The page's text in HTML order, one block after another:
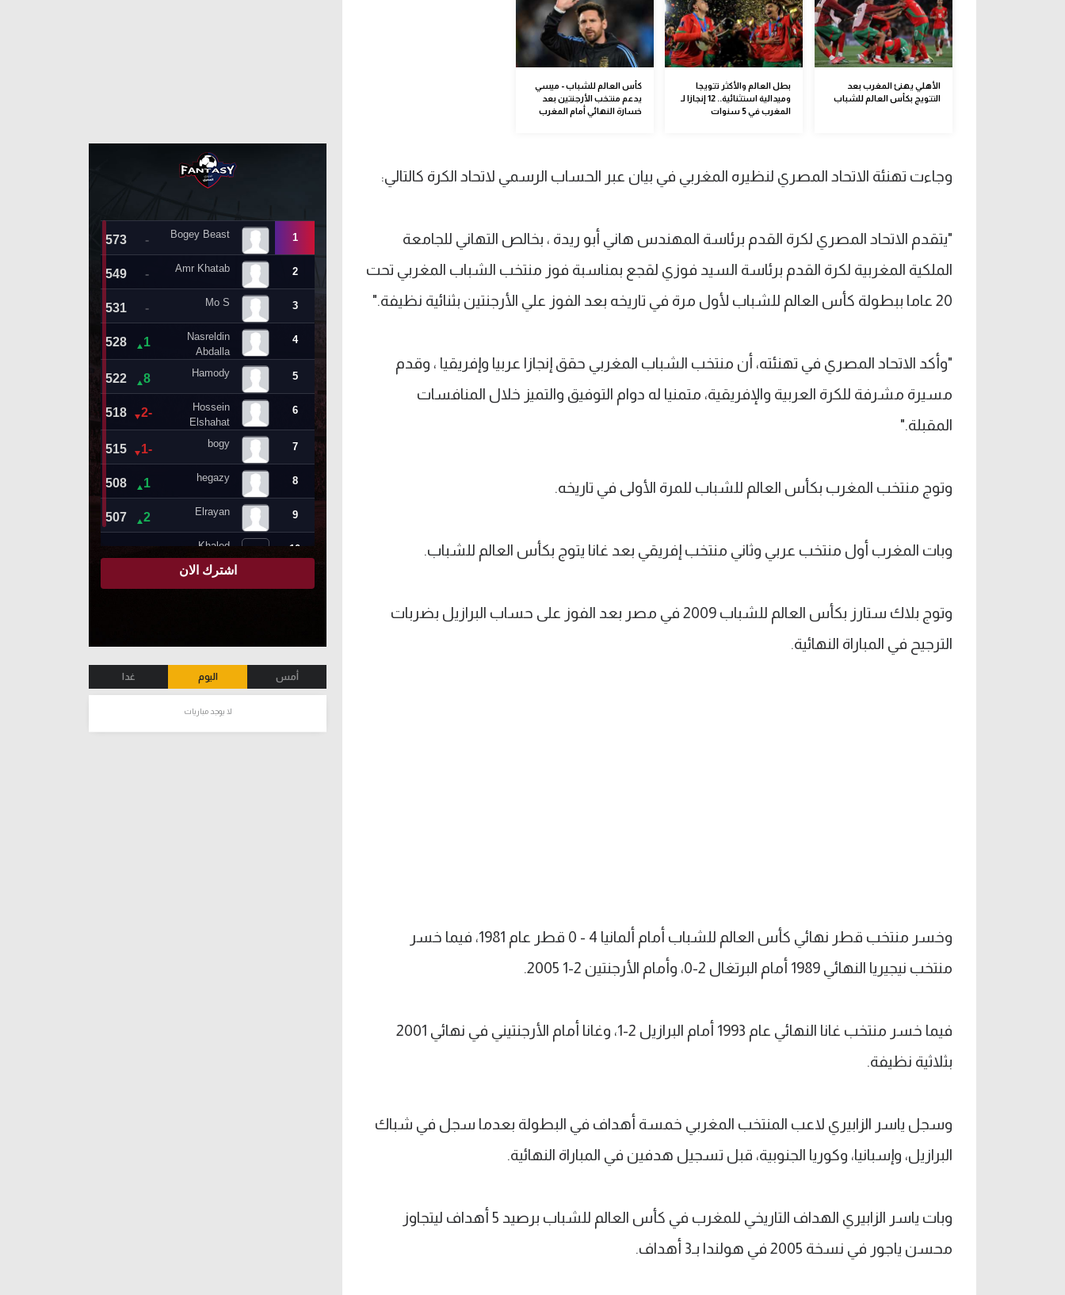
الأهلي يهنئ المغرب بعد
التتويج بكأس العالم للشباب
بطل العالم والأكثر تتويجا
وميدالية استثنائية.. 12 إنجازا لـ
المغرب في 5 سنوات
كأس العالم للشباب - ميسي
يدعم منتخب الأرجنتين بعد
خسارة النهائي أمام المغرب
وجاءت تهنئة الاتحاد المصري لنظيره المغربي في بيان عبر الحساب الرسمي لاتحاد الكرة كالتالي:
"يتقدم الاتحاد المصري لكرة القدم برئاسة المهندس هاني أبو ريدة ، بخالص التهاني للجامعة
الملكية المغربية لكرة القدم برئاسة السيد فوزي لقجع بمناسبة فوز منتخب الشباب المغربي تحت
20 عاما ببطولة كأس العالم للشباب لأول مرة في تاريخه بعد الفوز علي الأرجنتين بثنائية نظيفة."
"وأكد الاتحاد المصري في تهنئته، أن منتخب الشباب المغربي حقق إنجازا عربيا وإفريقيا ، وقدم
مسيرة مشرفة للكرة العربية والإفريقية، متمنيا له دوام التوفيق والتميز خلال المنافسات
المقبلة."
وتوج منتخب المغرب بكأس العالم للشباب للمرة الأولى في تاريخه.
وبات المغرب أول منتخب عربي وثاني منتخب إفريقي بعد غانا يتوج بكأس العالم للشباب.
وتوج بلاك ستارز بكأس العالم للشباب 2009 في مصر بعد الفوز على حساب البرازيل بضربات
الترجيح في المباراة النهائية.
وخسر منتخب قطر نهائي كأس العالم للشباب أمام ألمانيا 4 - 0 قطر عام 1981، فيما خسر
منتخب نيجيريا النهائي 1989 أمام البرتغال 2-0، وأمام الأرجنتين 2-1 2005.
فيما خسر منتخب غانا النهائي عام 1993 أمام البرازيل 2-1، وغانا أمام الأرجنتيني في نهائي 2001
بثلاثية نظيفة.
وسجل ياسر الزابيري لاعب المنتخب المغربي خمسة أهداف في البطولة بعدما سجل في شباك
البرازيل، وإسبانيا، وكوريا الجنوبية، قبل تسجيل هدفين في المباراة النهائية.
وبات ياسر الزابيري الهداف التاريخي للمغرب في كأس العالم للشباب برصيد 5 أهداف ليتجاوز
محسن ياجور في نسخة 2005 في هولندا بـ3 أهداف.
أمس اليوم غدا
لا يوجد مباريات